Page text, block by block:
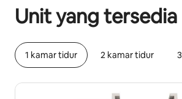
Unit yang tersedia
1 kamar tidur 2 kamar tidur